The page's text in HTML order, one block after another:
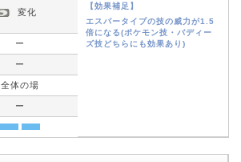
【効果補足】
エスパータイプの技の威力が1.5
倍になる(ポケモン技・バディー
ズ技どちらにも効果あり)
変化
ー
ー
全体の場
ー